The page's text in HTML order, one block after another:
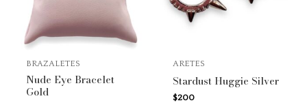
BRAZALETES
Nude Eye Bracelet
Gold
ARETES
Stardust Huggie Silver
$200